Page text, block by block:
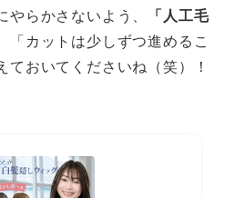
やらかさないよう、
「人工毛
、「カットは少しずつ進めるこ
ておいてくださいね（笑）！